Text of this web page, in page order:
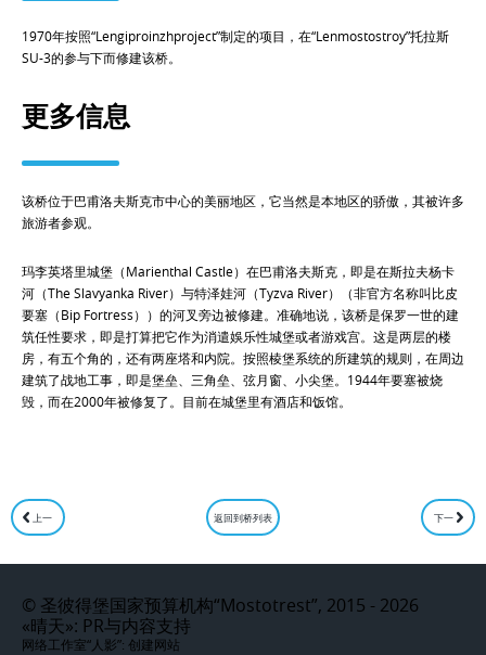
1970年按照“Lengiproinzhproject”制定的项目，在“Lenmostostroy”托拉斯
SU-3的参与下而修建该桥。
更多信息
该桥位于巴甫洛夫斯克市中心的美丽地区，它当然是本地区的骄傲，其被许多
旅游者参观。
玛李英塔里城堡（Marienthal Castle）在巴甫洛夫斯克，即是在斯拉夫杨卡
河（The Slavyanka River）与特泽娃河（Tyzva River）（非官方名称叫比皮
要塞（Bip Fortress））的河叉旁边被修建。准确地说，该桥是保罗一世的建
筑任性要求，即是打算把它作为消遣娛乐性城堡或者游戏宫。这是两层的楼
房，有五个角的，还有两座塔和内院。按照棱堡系统的所建筑的规则，在周边
建筑了战地工事，即是堡垒、三角垒、弦月窗、小尖堡。1944年要塞被烧
毁，而在2000年被修复了。目前在城堡里有酒店和饭馆。
上一 返回到桥列表 下一
© 圣彼得堡国家预算机构“Mostotrest”, 2015 - 2026
«晴天»: PR与内容支持
网络工作室“人影”: 创建网站